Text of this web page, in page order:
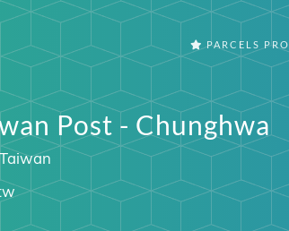
PARCELS PRO
Post - Chunghwa